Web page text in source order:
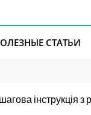
СТАТЬИ
інструкція з